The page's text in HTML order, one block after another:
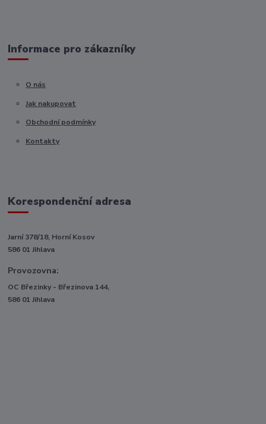
Informace pro zákazníky
O nás
Jak nakupovat
Obchodní podmínky
Kontakty
Korespondenční adresa
Jarní 378/18, Horní Kosov
586 01 Jihlava
Provozovna:
OC Březinky - Březinova 144,
586 01 Jihlava